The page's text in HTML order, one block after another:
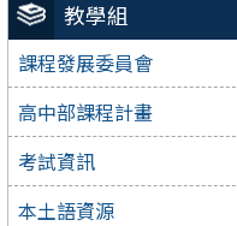
教學組
課程發展委員會
高中部課程計畫
考試資訊
本土語資源